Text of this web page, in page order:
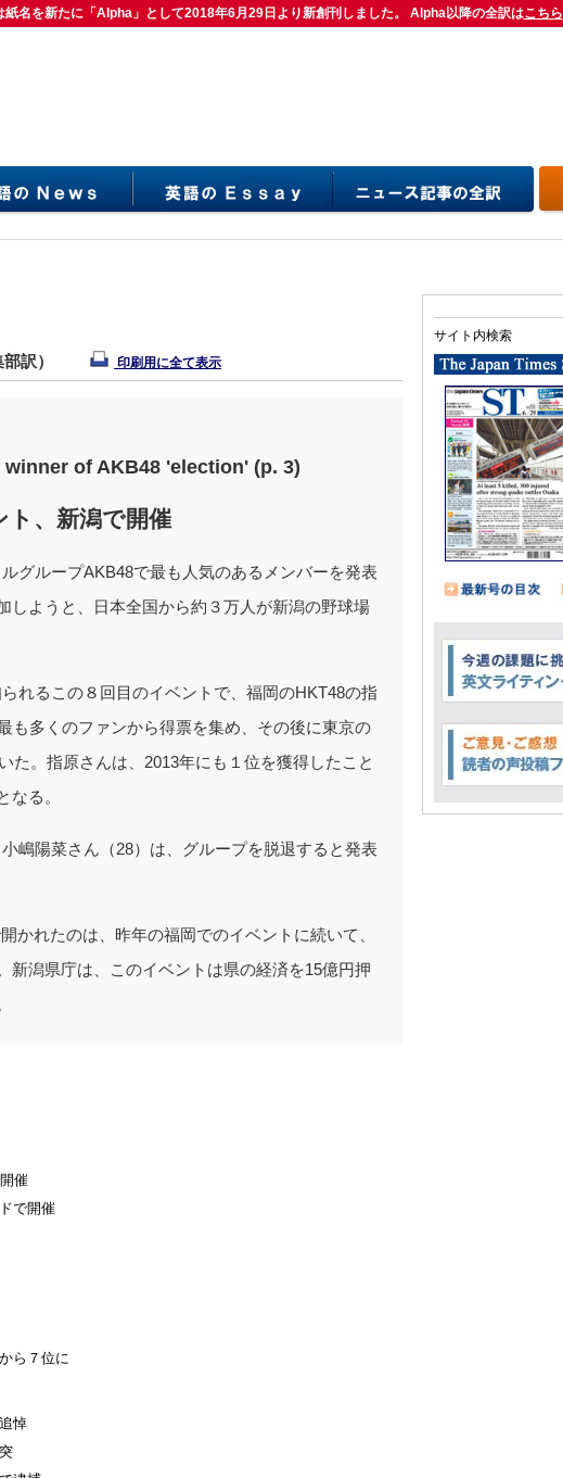
紙名を新たに「Alpha」として2018年6月29日より新創刊しました。 Alpha以降の全訳はこちら
紙名を新たに「Alpha」として2018年6月29日より新創刊しました。 Alpha以降の全訳はこちら
訳） 印刷用に全て表示
of AKB48 'election' (p. 3)
ト、新潟で開催
グループAKB48で最も人気のあるメンバーを発表
しようと、日本全国から約３万人が新潟の野球場
れるこの８回目のイベントで、福岡のHKT48の指
も多くのファンから得票を集め、その後に東京の
た。指原さんは、2013年にも１位を獲得したこと
なる。
嶋陽菜さん（28）は、グループを脱退すると発表
かれたのは、昨年の福岡でのイベントに続いて、
新潟県庁は、このイベントは県の経済を15億円押
催
で開催
ら７位に
悼
サイト内検索